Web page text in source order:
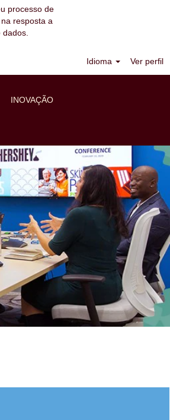
processo de
resposta a
Idioma Ver perfil
INOVAÇÃO